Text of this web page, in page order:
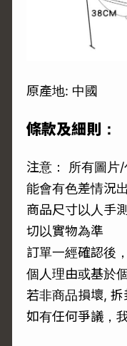
原產地: 中國
條款及細則：
注意： 所有圖片
能會有色差情況
商品尺寸以人手
切以實物為準
訂單一經確認後
個人理由或基於
若非商品損壞, 拆
如有任何爭議，